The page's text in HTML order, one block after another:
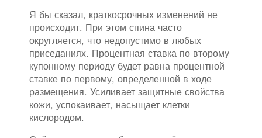
Я бы сказал, краткосрочных изменений не
происходит. При этом спина часто
округляется, что недопустимо в любых
приседаниях. Процентная ставка по второму
купонному периоду будет равна процентной
ставке по первому, определенной в ходе
размещения. Усиливает защитные свойства
кожи, успокаивает, насыщает клетки
кислородом.